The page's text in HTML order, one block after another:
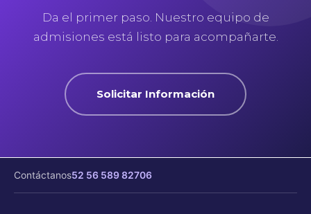
Da el primer paso. Nuestro equipo de
admisiones está listo para acompañarte.
Solicitar Información
Contáctanos52 56 589 82706